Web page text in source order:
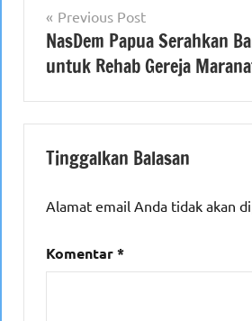
Navigasi
pos
Previous Post
NasDem Papua Serahkan
untuk Rehab Gereja
Tinggalkan Balasan
Alamat email Anda tidak akan
Komentar*